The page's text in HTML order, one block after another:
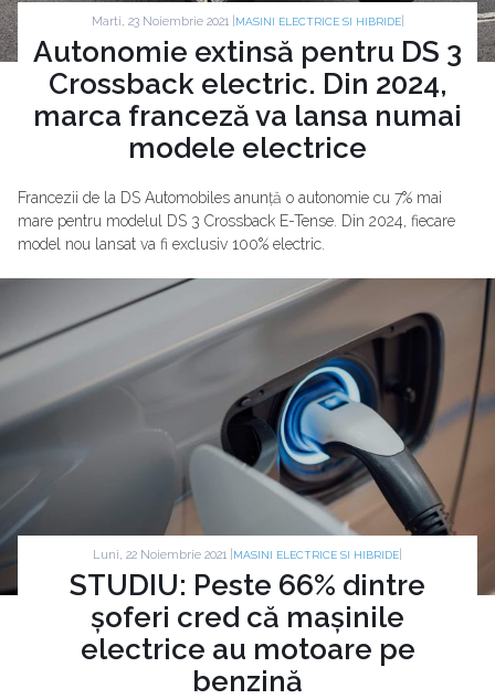
Marti, 23 Noiembrie 2021 | MASINI ELECTRICE SI HIBRIDE|
Autonomie extinsă pentru DS 3
Crossback electric. Din 2024,
marca franceză va lansa numai
modele electrice
Francezii de la DS Automobiles anunță o autonomie cu 7% mai
mare pentru modelul DS 3 Crossback E-Tense. Din 2024, fiecare
model nou lansat va fi exclusiv 100% electric.
Luni, 22 Noiembrie 2021 | MASINI ELECTRICE SI HIBRIDE
STUDIU: Peste 66% dintre
șoferi cred că mașinile
electrice au motoare pe
benzină